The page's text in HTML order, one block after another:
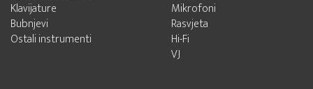
Klavijature
Bubnjevi
Ostali instrumenti
Mikrofoni
Rasvjeta
Hi-Fi
VJ